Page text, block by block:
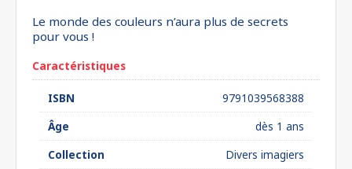
Le monde des couleurs n’aura plus de secrets
pour vous !
Caractéristiques
ISBN
9791039568388
Âge
dès 1 ans
Collection
Divers imagiers